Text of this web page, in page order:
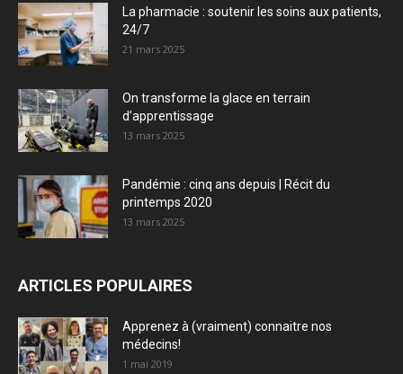
La pharmacie : soutenir les soins aux patients,
24/7
21 mars 2025
On transforme la glace en terrain
d’apprentissage
13 mars 2025
Pandémie : cinq ans depuis | Récit du
printemps 2020
13 mars 2025
ARTICLES POPULAIRES
Apprenez à (vraiment) connaitre nos
médecins!
1 mai 2019